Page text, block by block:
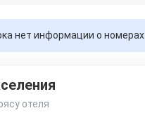
нет информации о номерах
отеля